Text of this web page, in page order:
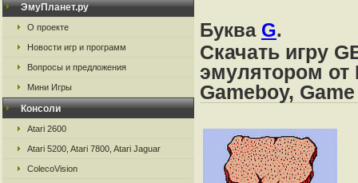
ЭмуПланет.ру
О проекте
Новости игр и программ
Вопросы и предложения
Мини Игры
Консоли
Atari 2600
Atari 5200, Atari 7800, Atari Jaguar
ColecoVision
Буква G.
Скачать игру
эмулятором от
Gameboy,